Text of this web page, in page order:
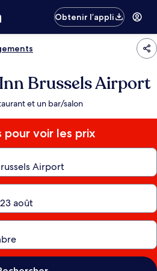
Obtenir l’appli
Brussels Airport
et un bar/salon
pour voir les prix